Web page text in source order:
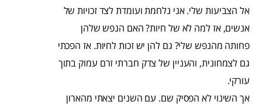
אל הצביעות שלי. אני נלחמת ועומדת לצד זכויות של
אנשים, אז למה לא של חיות? האם הנפש שלהן
פחותה מהנפש שלי? גם להן יש זכות לחיות. אז הפכתי
גם לצמחונית, והעניין של צדק חברתי זרם עמוק בתוך
עורקי.
אך השינוי לא הפסיק שם. עם השנים יצאתי מהארון